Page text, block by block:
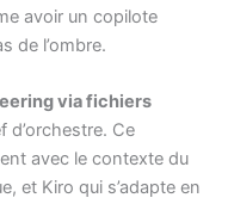
avoir un copilote
de l’ombre.
via fichiers
d’orchestre. Ce
avec le contexte du
et Kiro qui s’adapte en